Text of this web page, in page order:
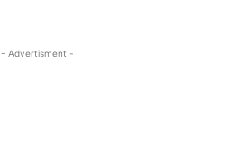
- Advertisment -